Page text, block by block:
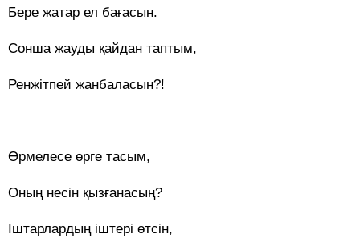
Бере жатар ел бағасын.
Сонша жауды қайдан таптым,
Ренжітпей жанбаласын?!
Өрмелесе өрге тасым,
Оның несін қызғанасың?
Іштарлардың іштері өтсін,